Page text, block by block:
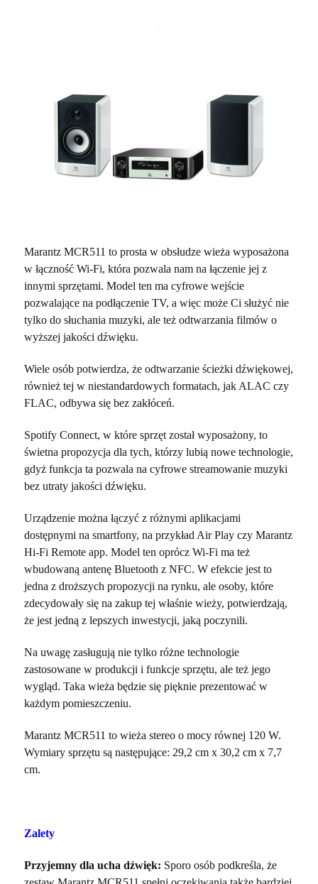
Marantz MCR511 to prosta w obsłudze wieża wyposażona
w łączność Wi-Fi, która pozwala nam na łączenie jej z
innymi sprzętami. Model ten ma cyfrowe wejście
pozwalające na podłączenie TV, a więc może Ci służyć nie
tylko do słuchania muzyki, ale też odtwarzania filmów o
wyższej jakości dźwięku.
Wiele osób potwierdza, że odtwarzanie ścieżki dźwiękowej,
również tej w niestandardowych formatach, jak ALAC czy
FLAC, odbywa się bez zakłóceń.
Spotify Connect, w które sprzęt został wyposażony, to
świetna propozycja dla tych, którzy lubią nowe technologie,
gdyż funkcja ta pozwala na cyfrowe streamowanie muzyki
bez utraty jakości dźwięku.
Urządzenie można łączyć z różnymi aplikacjami
dostępnymi na smartfony, na przykład Air Play czy Marantz
Hi-Fi Remote app. Model ten oprócz Wi-Fi ma też
wbudowaną antenę Bluetooth z NFC. W efekcie jest to
jedna z droższych propozycji na rynku, ale osoby, które
zdecydowały się na zakup tej właśnie wieży, potwierdzają,
że jest jedną z lepszych inwestycji, jaką poczynili.
Na uwagę zasługują nie tylko różne technologie
zastosowane w produkcji i funkcje sprzętu, ale też jego
wygląd. Taka wieża będzie się pięknie prezentować w
każdym pomieszczeniu.
Marantz MCR511 to wieża stereo o mocy równej 120 W.
Wymiary sprzętu są następujące: 29,2 cm x 30,2 cm x 7,7
cm.
Zalety
Przyjemny dla ucha dźwięk: Sporo osób podkreśla, że